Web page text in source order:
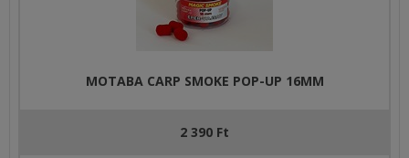
MOTABA CARP SMOKE POP-UP 16MM
2 390 Ft